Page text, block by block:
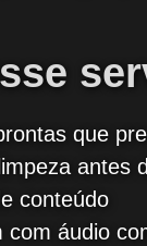
que
antes
conteúdo
áudio